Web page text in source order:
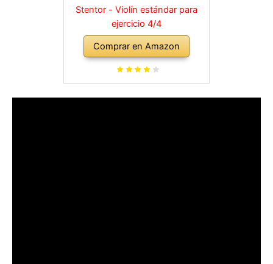
Stentor - Violín estándar para
ejercicio 4/4
Comprar en Amazon